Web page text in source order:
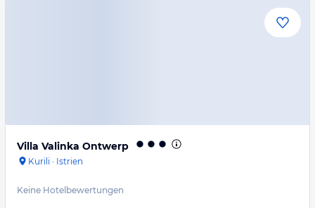
Villa Valinka Ontwerp
Kurili · Istrien
Keine Hotelbewertungen